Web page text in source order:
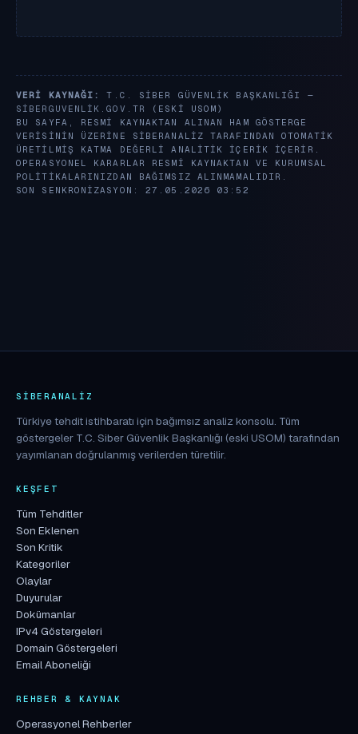
VERI KAYNAĞI:
T.C. SIBER GÜVENLIK BAŞKANLIĞI —
SIBERGUVENLIK.GOV.TR
(ESKI USOM)
BU SAYFA, RESMI KAYNAKTAN ALINAN HAM GÖSTERGE
VERISININ ÜZERINE SIBERANALIZ TARAFINDAN OTOMATIK
ÜRETILMIŞ KATMA DEĞERLI ANALITIK IÇERIK IÇERIR.
OPERASYONEL KARARLAR RESMI KAYNAKTAN VE KURUMSAL
POLITIKALARINIZDAN BAĞIMSIZ ALINMAMALIDIR.
SON SENKRONIZASYON: 27.05.2026 03:52
SIBERANALIZ
Türkiye tehdit istihbaratı için bağımsız analiz konsolu. Tüm
göstergeler T.C. Siber Güvenlik Başkanlığı (eski USOM) tarafından
yayımlanan doğrulanmış verilerden türetilir.
KEŞFET
Tüm Tehditler
Son Eklenen
Son Kritik
Kategoriler
Olaylar
Duyurular
Dokümanlar
IPv4 Göstergeleri
Domain Göstergeleri
Email Aboneliği
REHBER & KAYNAK
Operasyonel Rehberler